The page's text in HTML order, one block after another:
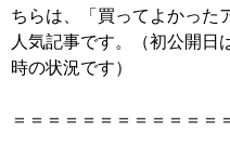
ちらは、「買ってよかった
人気記事です。（初公開
時の状況です）
＝＝＝＝＝＝＝＝＝＝＝＝